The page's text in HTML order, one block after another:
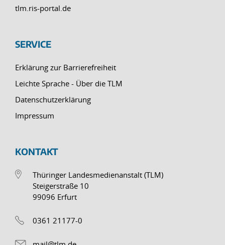
tlm.ris-portal.de
SERVICE
Erklärung zur Barrierefreiheit
Leichte Sprache - Über die TLM
Datenschutzerklärung
Impressum
KONTAKT
Thüringer Landesmedienanstalt (TLM)
Steigerstraße 10
99096 Erfurt
0361 21177-0